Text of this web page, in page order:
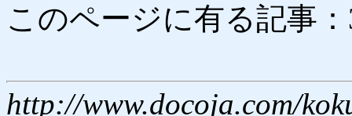
このページに有る記事
http://www.docoja.com/